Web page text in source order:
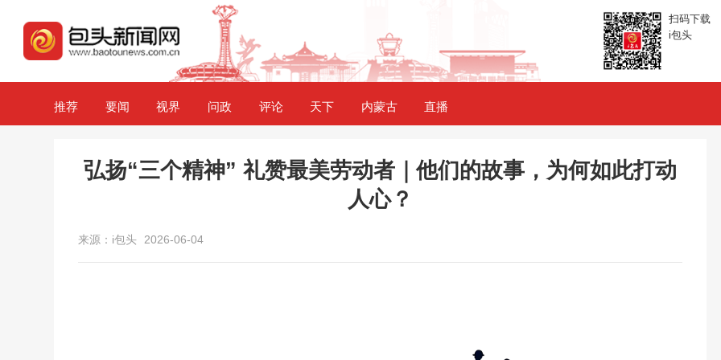
扫码下载
i包头
推荐 要闻 视界 问政 评论 天下 内蒙古 直播
弘扬“三个精神” 礼赞最美劳动者｜他们的故事，为何如此打动
人心？
来源：i包头 2026-06-04